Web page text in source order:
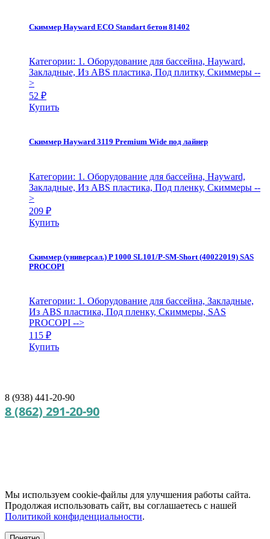
Скиммер Hayward ECO Standart бетон 81402
Категории: 1. Оборудование для бассейна, Hayward,
Закладные, Из ABS пластика, Под плитку, Скиммеры --
>
52 ₽
Купить
Скиммер Hayward 3119 Premium Wide под лайнер
Категории: 1. Оборудование для бассейна, Hayward,
Закладные, Из ABS пластика, Под пленку, Скиммеры --
>
209 ₽
Купить
Скиммер (универсал.) P 1000 SL101/P-SM-Short (40022019) SAS
PROCOPI
Категории: 1. Оборудование для бассейна, Закладные,
Из ABS пластика, Под пленку, Скиммеры, SAS
PROCOPI -->
115 ₽
Купить
8 (938) 441-20-90
8 (862) 291-20-90
Мы используем cookie‑файлы для улучшения работы сайта.
Продолжая использовать сайт, вы соглашаетесь с нашей
Политикой конфиденциальности.